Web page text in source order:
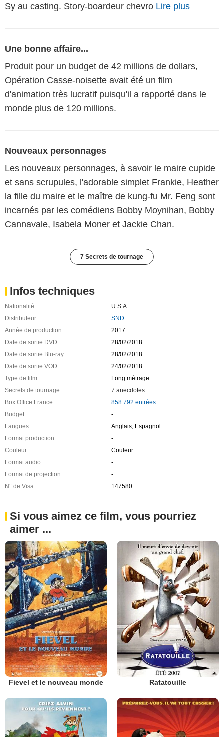
Sy au casting. Story-boardeur chevro Lire plus
Une bonne affaire...
Produit pour un budget de 42 millions de dollars,
Opération Casse-noisette avait été un film
d'animation très lucratif puisqu'il a rapporté dans le
monde plus de 120 millions.
Nouveaux personnages
Les nouveaux personnages, à savoir le maire cupide
et sans scrupules, l'adorable simplet Frankie, Heather
la fille du maire et le maître de kung-fu Mr. Feng sont
incarnés par les comédiens Bobby Moynihan, Bobby
Cannavale, Isabela Moner et Jackie Chan.
7 Secrets de tournage
Infos techniques
Nationalité
U.S.A.
Distributeur
SND
Année de production
2017
Date de sortie DVD
28/02/2018
Date de sortie Blu-ray
28/02/2018
Date de sortie VOD
24/02/2018
Type de film
Long métrage
Secrets de tournage
7 anecdotes
Box Office France
858 792 entrées
Budget
-
Langues
Anglais, Espagnol
Format production
-
Couleur
Couleur
Format audio
-
Format de projection
-
N° de Visa
147580
Si vous aimez ce film, vous pourriez
aimer ...
Fievel et le nouveau monde Ratatouille